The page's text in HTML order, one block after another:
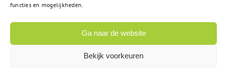
functies en mogelijkheden.
Ga naar de website
Bekijk voorkeuren